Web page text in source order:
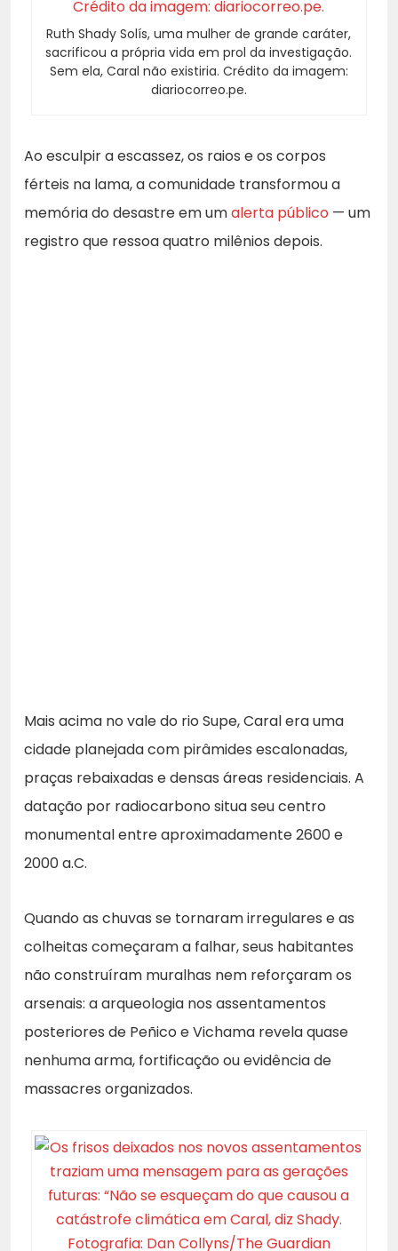
Ruth Shady Solís, uma mulher de grande caráter,
sacrificou a própria vida em prol da investigação.
Sem ela, Caral não existiria. Crédito da imagem:
diariocorreo.pe.
Ao esculpir a escassez, os raios e os corpos
férteis na lama, a comunidade transformou a
memória do desastre em umalerta público — um
registro que ressoa quatro milênios depois.
Mais acima no vale do rio Supe, Caral era uma
cidade planejada com pirâmides escalonadas,
praças rebaixadas e densas áreas residenciais. A
datação por radiocarbono situa seu centro
monumental entre aproximadamente 2600 e
2000 a.C.
Quando as chuvas se tornaram irregulares e as
colheitas começaram a falhar, seus habitantes
não construíram muralhas nem reforçaram os
arsenais: a arqueologia nos assentamentos
posteriores de Peñico e Vichama revela quase
nenhuma arma, fortificação ou evidência de
massacres organizados.